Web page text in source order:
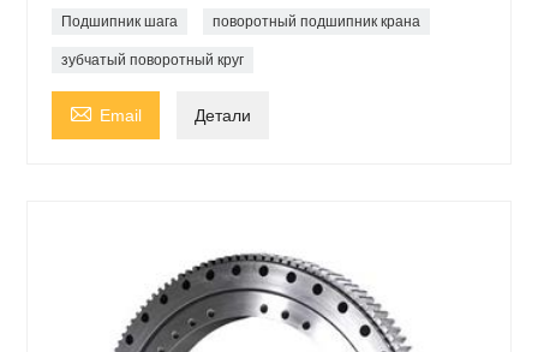
Подшипник шага поворотный подшипник крана
зубчатый поворотный круг
 Email Детали